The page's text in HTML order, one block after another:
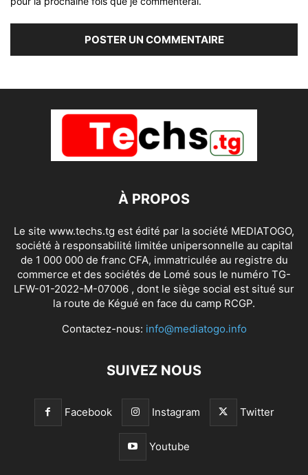
À PROPOS
Le site www.techs.tg est édité par la société MEDIATOGO,
société à responsabilité limitée unipersonnelle au capital
de 1 000 000 de franc CFA, immatriculée au registre du
commerce et des sociétés de Lomé sous le numéro TG-
LFW-01-2022-M-07006 , dont le siège social est situé sur
la route de Kégué en face du camp RCGP.
Contactez-nous: info@mediatogo.info
SUIVEZ NOUS
Facebook Instagram Twitter
Youtube